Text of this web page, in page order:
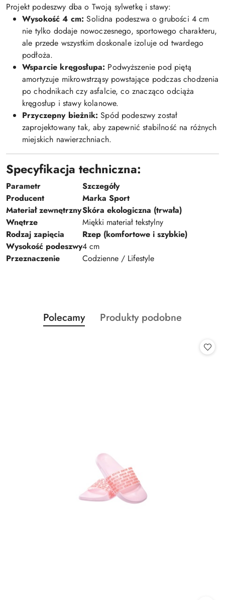
Projekt podeszwy dba o Twoją sylwetkę i stawy:
Wysokość 4 cm: Solidna podeszwa o grubości 4 cm
nie tylko dodaje nowoczesnego, sportowego charakteru,
ale przede wszystkim doskonale izoluje od twardego
podłoża.
Wsparcie kręgosłupa: Podwyższenie pod piętą
amortyzuje mikrowstrząsy powstające podczas chodzenia
po chodnikach czy asfalcie, co znacząco odciąża
kręgosłup i stawy kolanowe.
Przyczepny bieżnik: Spód podeszwy został
zaprojektowany tak, aby zapewnić stabilność na różnych
miejskich nawierzchniach.
Specyfikacja techniczna:
Parametr
Szczegóły
Producent
Marka Sport
Materiał zewnętrznySkóra ekologiczna (trwała)
Wnętrze
Miękki materiał tekstylny
Rodzaj zapięcia
Rzep (komfortowe i szybkie)
Wysokość podeszwy4 cm
Przeznaczenie
Codzienne / Lifestyle
Pomiń karuzelę produktów
Produkty
o
Polecamy
Produkty
Produkty podobne